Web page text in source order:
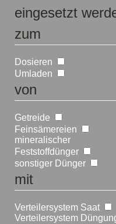
eingesetzt
zum
Dosieren
Umladen
von
Getreide
Feinsämereien
mineralischer
Feststoffdünger
sonstiger Dünger
mit
Verteilersystem Saat
Verteilersystem